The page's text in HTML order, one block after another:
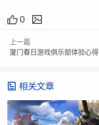
0
上一篇
厦门春日游戏俱乐部体验心得
相关文章